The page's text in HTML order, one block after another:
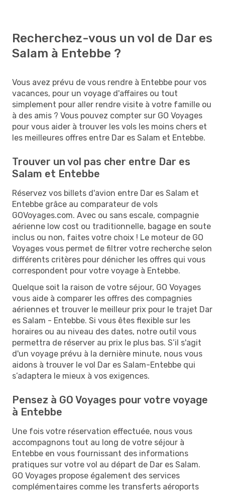
Recherchez-vous un vol de Dar es
Salam à Entebbe ?
Vous avez prévu de vous rendre à Entebbe pour vos
vacances, pour un voyage d'affaires ou tout
simplement pour aller rendre visite à votre famille ou
à des amis ? Vous pouvez compter sur GO Voyages
pour vous aider à trouver les vols les moins chers et
les meilleures offres entre Dar es Salam et Entebbe.
Trouver un vol pas cher entre Dar es
Salam et Entebbe
Réservez vos billets d'avion entre Dar es Salam et
Entebbe grâce au comparateur de vols
GOVoyages.com. Avec ou sans escale, compagnie
aérienne low cost ou traditionnelle, bagage en soute
inclus ou non, faites votre choix ! Le moteur de GO
Voyages vous permet de filtrer votre recherche selon
différents critères pour dénicher les offres qui vous
correspondent pour votre voyage à Entebbe.
Quelque soit la raison de votre séjour, GO Voyages
vous aide à comparer les offres des compagnies
aériennes et trouver le meilleur prix pour le trajet Dar
es Salam - Entebbe. Si vous êtes flexible sur les
horaires ou au niveau des dates, notre outil vous
permettra de réserver au prix le plus bas. S’il s'agit
d'un voyage prévu à la dernière minute, nous vous
aidons à trouver le vol Dar es Salam-Entebbe qui
s’adaptera le mieux à vos exigences.
Pensez à GO Voyages pour votre voyage
à Entebbe
Une fois votre réservation effectuée, nous vous
accompagnons tout au long de votre séjour à
Entebbe en vous fournissant des informations
pratiques sur votre vol au départ de Dar es Salam.
GO Voyages propose également des services
complémentaires comme les transferts aéroports